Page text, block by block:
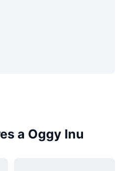
a Oggy Inu